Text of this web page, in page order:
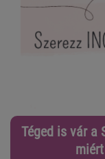
Téged is vár a